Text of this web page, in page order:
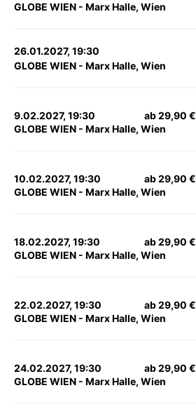
GLOBE WIEN - Marx Halle, Wien
26.01.2027, 19:30
GLOBE WIEN - Marx Halle, Wien
9.02.2027, 19:30
GLOBE WIEN - Marx Halle, Wien
ab 29,90 €
10.02.2027, 19:30
GLOBE WIEN - Marx Halle, Wien
ab 29,90 €
18.02.2027, 19:30
GLOBE WIEN - Marx Halle, Wien
ab 29,90 €
22.02.2027, 19:30
GLOBE WIEN - Marx Halle, Wien
ab 29,90 €
24.02.2027, 19:30
GLOBE WIEN - Marx Halle, Wien
ab 29,90 €